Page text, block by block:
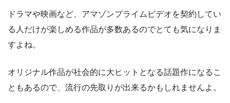
ドラマや映画など、アマゾンプライムビデオを契約してい
る人だけが楽しめる作品が多数あるのでとても気になりま
すよね。
オリジナル作品が社会的に大ヒットとなる話題作になるこ
ともあるので、流行の先取りが出来るかもしれませんよ。